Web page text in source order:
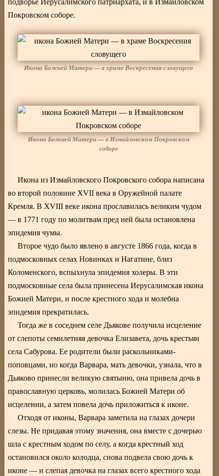
подворье Иерусалимского патриархата, и в Измайловском
Покровском соборе.
Икона Божией Матери — в храме Воскресения словущего
Икона Божией Матери — в Измайловском Покровском
соборе
Икона из Измайловского Покровского собора написана
во второй половине XVII века в Оружейной палате
Кремля. В XVIII веке икона прославилась великим чудом
— в 1771 году по молитвам пред ней была остановлена
эпидемия чумы.
Второе чудо было явлено в августе 1866 года, когда в
подмосковных селах Новинках и Нагатине, близ
Коломенского, вспыхнула эпидемия холеры. В эти
подмосковные села была принесена Иерусалимская икона
Божией Матери, и после крестного хода и молебна
эпидемия прекратилась.
Тогда же в соседнем селе Дьякове получила исцеление
от слепоты семилетняя девочка Елизавета, дочь крестьян
села Сабурова. Ее родители были раскольниками-
поповцами, но когда Варвара, мать девочки, узнала, что в
Дьяково принесли великую святыню, она привела дочь в
православную церковь, молилась Божией Матери об
исцелении, а затем повела дочь приложиться к иконе.
Отходя от иконы, Варвара заметила на глазах дочери
слезы. Не придавая этому значения, она вместе с дочерью
шла с крестным ходом по селу, а когда крестный ход
остановился около колодца, снова подвела свою дочь к
иконе — и слепая девочка на глазах всего крестного хода